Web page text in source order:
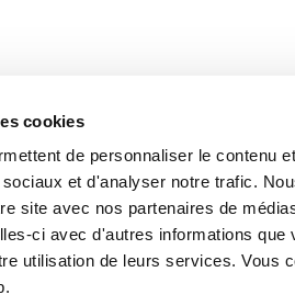
cookies
de personnaliser le contenu
et d'analyser notre trafic.
site avec nos partenaires de
ci avec d'autres informations
utilisation de leurs services. Vous